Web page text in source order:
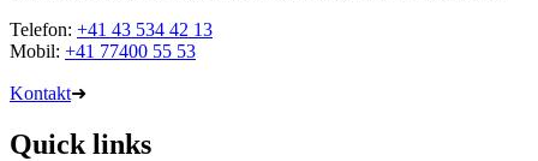
Telefon: +41 43 534 42 13
Mobil: +41 77400 55 53
Kontakt➜
Quick links